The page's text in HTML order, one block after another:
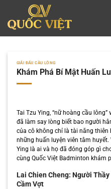
nội
dung
GIẢI ĐẤU CẦU LÔNG
Khám Phá Bí Mật Huấn
Tai Tzu Ying, “nữ hoàng cầu
đã làm say lòng biết bao người
của cô không chỉ là tài năng
những huấn luyện viên tâm huyết.
Ying là ai và họ đã đóng góp gì
cùng Quốc Việt Badminton khám
Lai Chien Cheng: Người
Cầm Vợt